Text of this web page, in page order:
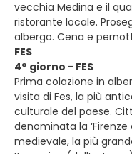
vecchia Medina e il
ristorante locale.
albergo. Cena e
FES
4° giorno - FES
Prima colazione in
visita di Fes, la più
culturale del paese.
denominata la ‘Firenze
medievale, la più